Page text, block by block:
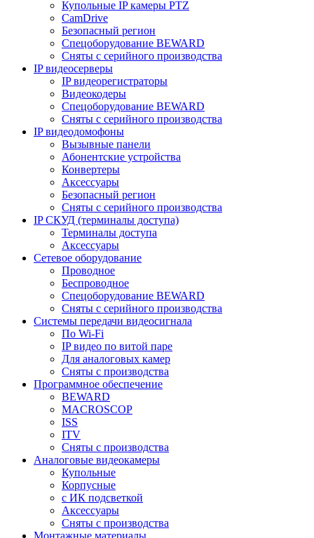
Купольные IP камеры PTZ
CamDrive
Безопасный регион
Спецоборудование BEWARD
Сняты с серийного производства
IP видеосерверы
IP видеорегистраторы
Видеокодеры
Спецоборудование BEWARD
Сняты с серийного производства
IP видеодомофоны
Вызывные панели
Абонентские устройства
Конвертеры
Аксессуары
Безопасный регион
Сняты с серийного производства
IP СКУД (терминалы доступа)
Терминалы доступа
Аксессуары
Сетевое оборудование
Проводное
Беспроводное
Спецоборудование BEWARD
Сняты с серийного производства
Системы передачи видеосигнала
По Wi-Fi
IP видео по витой паре
Для аналоговых камер
Сняты с производства
Программное обеспечение
BEWARD
MACROSCOP
ISS
ITV
Сняты с производства
Аналоговые видеокамеры
Купольные
Корпусные
c ИК подсветкой
Аксессуары
Сняты с производства
Монтажные материалы